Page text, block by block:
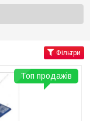
Фільтри
Топ продажів